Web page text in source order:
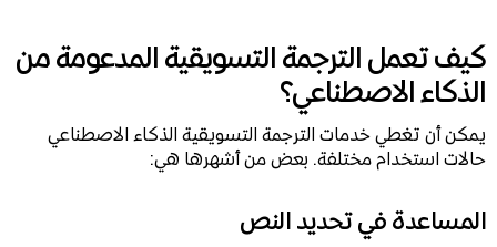
كيف تعمل الترجمة التسويقية المدعومة من
الذكاء الاصطناعي؟
يمكن أن تغطي خدمات الترجمة التسويقية الذكاء الاصطناعي
حالات استخدام مختلفة. بعض من أشهرها هي:
المساعدة في تحديد النص